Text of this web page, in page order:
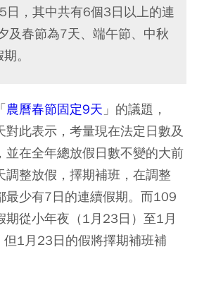
日，其中共有6個3日以上的連
及春節為7天、端午節、中秋
。
農曆春節固定9天 」的議題，
對此表示，考量現在法定日數及
並在全年總放假日數不變的大前
調整放假，擇期補班，在調整
最少有7日的連續假期。而109
期從小年夜（1月23日）至1月
1月23日的假將擇期補班補